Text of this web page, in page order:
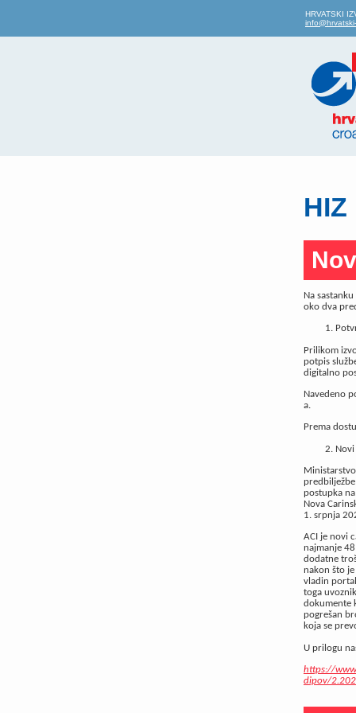
HRVATSKI
HIZ
Na
oko dva
Prilikom
potpis
digitalno
Navedeno
a.
Prema
postupka
Nova
1. srpnja
ACI je novi
najmanje
dodatne
nakon što
vladin
toga
dokumente
pogrešan
koja se
U prilogu
https://
dipov/